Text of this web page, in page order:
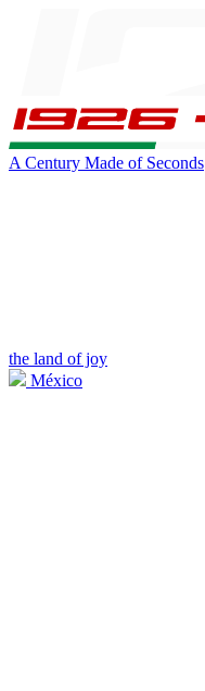
A Century Made of Seconds
the land of joy
México